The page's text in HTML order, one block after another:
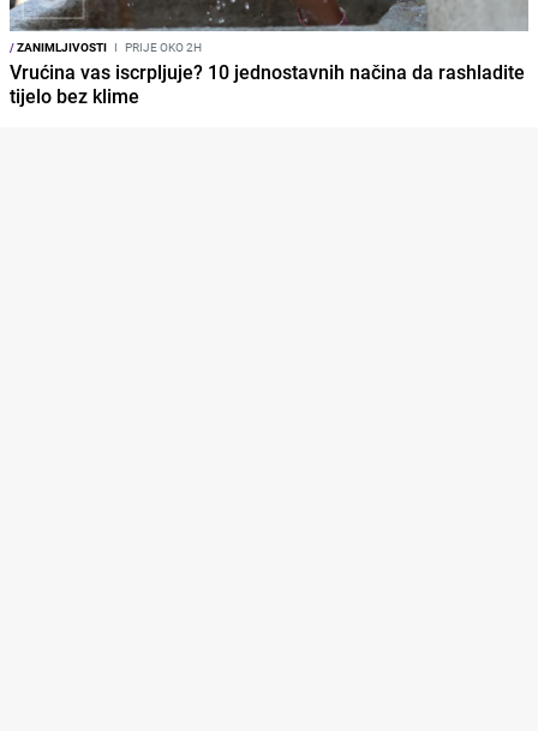
/ZANIMLJIVOSTI I PRIJE OKO 2H
Vrućina vas iscrpljuje? 10 jednostavnih načina da rashladite
tijelo bez klime